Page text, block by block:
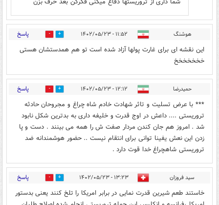
هوشنگ ۱۱:۵۲ - ۱۴۰۲/۰۵/۲۳ 2 پاسخ
این نقشه ای برای غارت پولها آزاد شده است تو هم همدستشان هستی
خخخخخخخ
حمیدرضا ۱۲:۱۲ - ۱۴۰۲/۰۵/۲۳ 7 پاسخ
*** با عرض تسلیت و تاثر شهادت خادم شاه چراغ و مجروحان حادثه
تروریستی .... داعش در اوج قدرت و خلیفه داری به بدترین شکل نابود
شد . امروز هم جان کندن مردار صفت ش را همه می بینند . دست و پا
زدن این نعش یفینا توانی برای انتقام نیست .. حضور هوشمندانه ضد
تروریستی شاهچراغ خدا قوت دارد .
سید فروزان ۱۳:۲۳ - ۱۴۰۲/۰۵/۲۳ 0 پاسخ
خاستند طعم شیرین قدرت نمایی در برابر امریکا را تلخ کنند یعنی بدستور